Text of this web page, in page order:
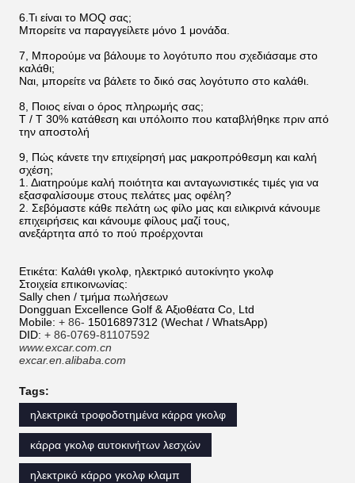
6.Τι είναι το MOQ σας;
Μπορείτε να παραγγείλετε μόνο 1 μονάδα.
7, Μπορούμε να βάλουμε το λογότυπο που σχεδιάσαμε στο
καλάθι;
Ναι, μπορείτε να βάλετε το δικό σας λογότυπο στο καλάθι.
8, Ποιος είναι ο όρος πληρωμής σας;
T / T 30% κατάθεση και υπόλοιπο που καταβλήθηκε πριν από
την αποστολή
9, Πώς κάνετε την επιχείρησή μας μακροπρόθεσμη και καλή
σχέση;
1. Διατηρούμε καλή ποιότητα και ανταγωνιστικές τιμές για να
εξασφαλίσουμε στους πελάτες μας οφέλη?
2. Σεβόμαστε κάθε πελάτη ως φίλο μας και ειλικρινά κάνουμε
επιχειρήσεις και κάνουμε φίλους μαζί τους,
ανεξάρτητα από το πού προέρχονται
Ετικέτα: Καλάθι γκολφ, ηλεκτρικό αυτοκίνητο γκολφ
Στοιχεία επικοινωνίας:
Sally chen / τμήμα πωλήσεων
Dongguan Excellence Golf & Αξιοθέατα Co, Ltd
Mobile: + 86- 15016897312 (Wechat / WhatsApp)
DID: + 86-0769-81107592
www.excar.com.cn
excar.en.alibaba.com
Tags:
ηλεκτρικά τροφοδοτημένα κάρρα γκολφ
κάρρα γκολφ αυτοκινήτων λεσχών
ηλεκτρικό κάρρο γκολφ κλαμπ